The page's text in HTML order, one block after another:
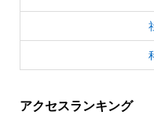
アクセスランキング